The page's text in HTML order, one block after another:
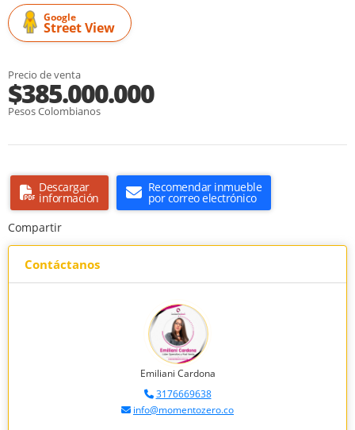
Google
Street View
Precio de venta
$385.000.000
Pesos Colombianos
Descargar
información
Recomendar inmueble
por correo electrónico
Compartir
Contáctanos
Emiliani Cardona
3176669638
info@momentozero.co